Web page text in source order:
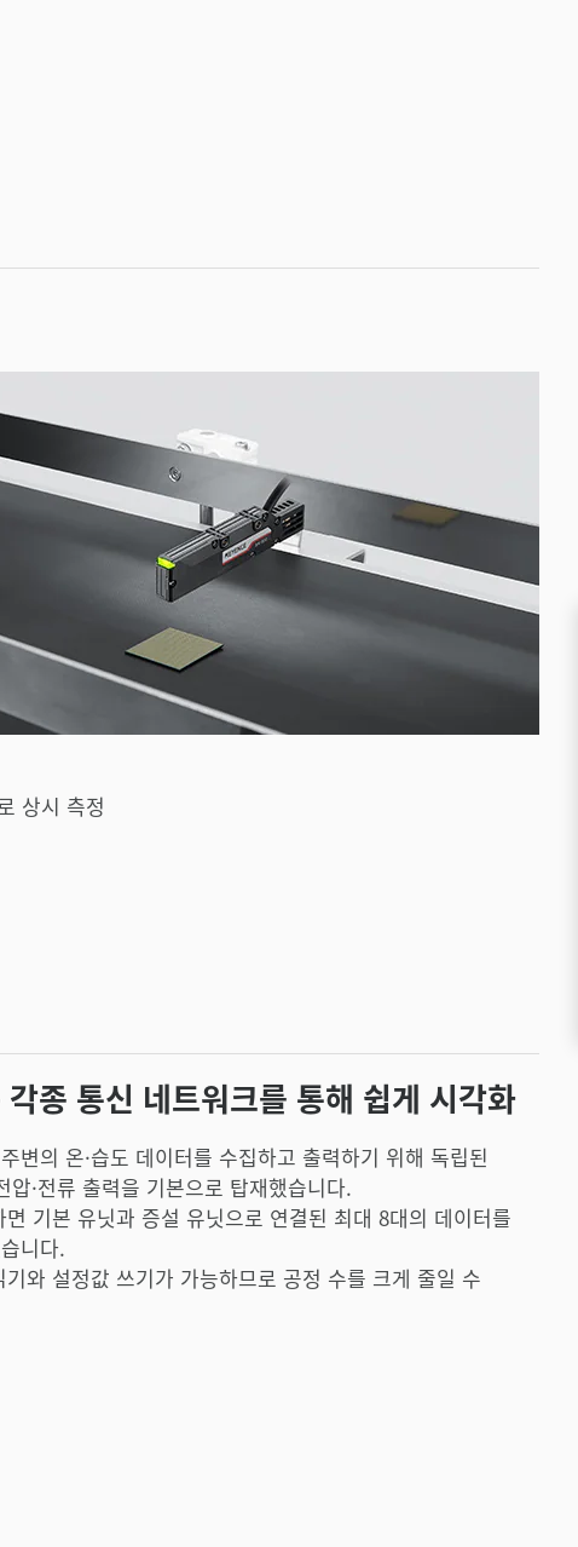
상시 측정
종 통신 네트워크를 통해 쉽게 시각화
변의 온·습도 데이터를 수집하고 출력하기 위해 독립된
·전류 출력을 기본으로 탑재했습니다.
기본 유닛과 증설 유닛으로 연결된 최대 8대의 데이터를
니다.
와 설정값 쓰기가 가능하므로 공정 수를 크게 줄일 수